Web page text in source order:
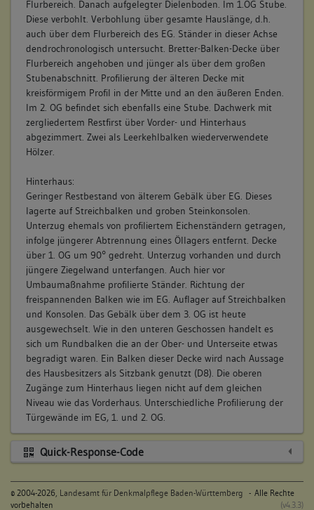
Flurbereich. Danach aufgelegter Dielenboden. Im 1.OG Stube.
Diese verbohlt. Verbohlung über gesamte Hauslänge, d.h.
auch über dem Flurbereich des EG. Ständer in dieser Achse
dendrochronologisch untersucht. Bretter-Balken-Decke über
Flurbereich angehoben und jünger als über dem großen
Stubenabschnitt. Profilierung der älteren Decke mit
kreisförmigem Profil in der Mitte und an den äußeren Enden.
Im 2. OG befindet sich ebenfalls eine Stube. Dachwerk mit
zergliedertem Restfirst über Vorder- und Hinterhaus
abgezimmert. Zwei als Leerkehlbalken wiederverwendete
Hölzer.
Hinterhaus:
Geringer Restbestand von älterem Gebälk über EG. Dieses
lagerte auf Streichbalken und groben Steinkonsolen.
Unterzug ehemals von profiliertem Eichenständern getragen,
infolge jüngerer Abtrennung eines Öllagers entfernt. Decke
über 1. OG um 90° gedreht. Unterzug vorhanden und durch
jüngere Ziegelwand unterfangen. Auch hier vor
Umbaumaßnahme profilierte Ständer. Richtung der
freispannenden Balken wie im EG. Auflager auf Streichbalken
und Konsolen. Das Gebälk über dem 3. OG ist heute
ausgewechselt. Wie in den unteren Geschossen handelt es
sich um Rundbalken die an der Ober- und Unterseite etwas
begradigt waren. Ein Balken dieser Decke wird nach Aussage
des Hausbesitzers als Sitzbank genutzt (D8). Die oberen
Zugänge zum Hinterhaus liegen nicht auf dem gleichen
Niveau wie das Vorderhaus. Unterschiedliche Profilierung der
Türgewände im EG, 1. und 2. OG.
Quick-Response-Code
© 2004-2026, Landesamt für Denkmalpflege Baden-Württemberg
- Alle Rechte
vorbehalten
(v4.3.3)